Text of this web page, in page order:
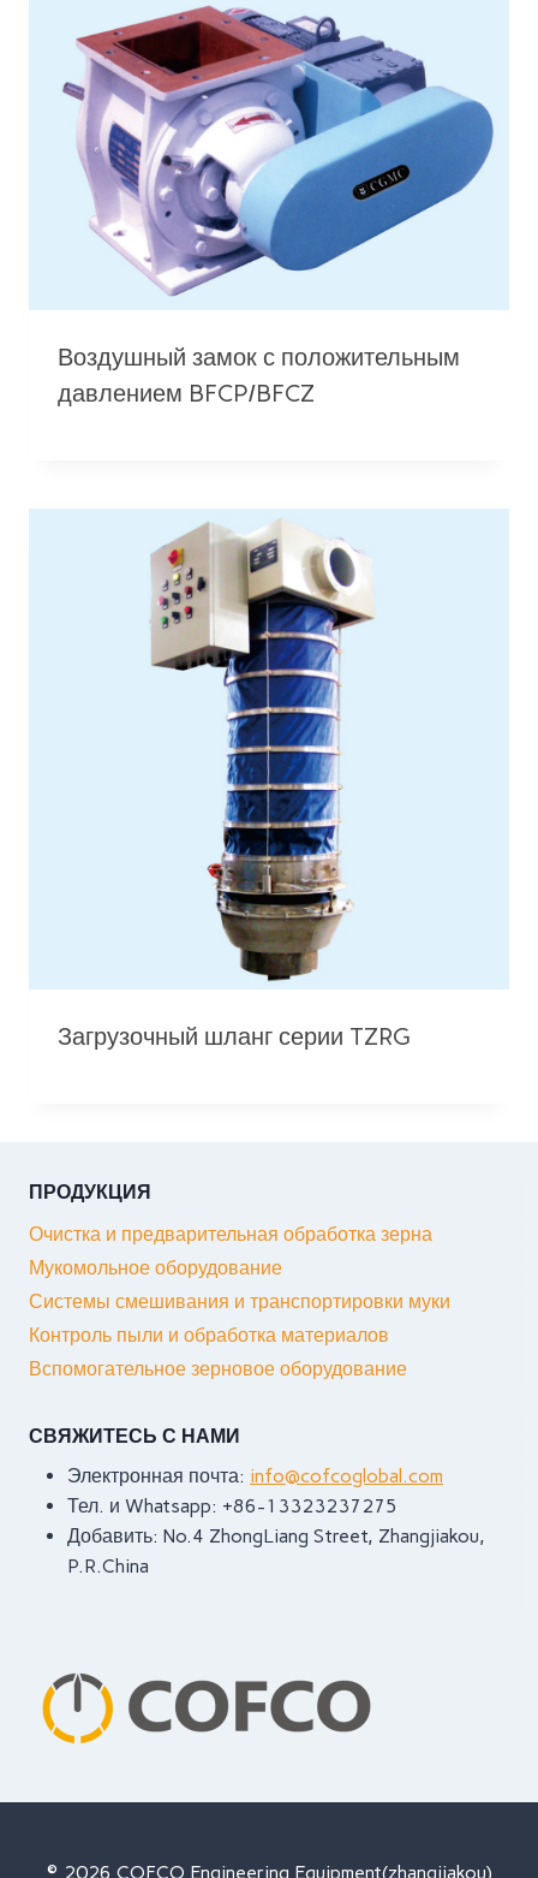
Воздушный замок с положительным
давлением BFCP/BFCZ
Загрузочный шланг серии TZRG
ПРОДУКЦИЯ
Очистка и предварительная обработка зерна
Мукомольное оборудование
Системы смешивания и транспортировки муки
Контроль пыли и обработка материалов
Вспомогательное зерновое оборудование
СВЯЖИТЕСЬ С НАМИ
Электронная почта: info@cofcoglobal.com
Тел. и Whatsapp: +86-13323237275
Добавить: No.4 ZhongLiang Street, Zhangjiakou,
P.R.China
© 2026 COFCO Engineering Equipment(zhangjiakou)